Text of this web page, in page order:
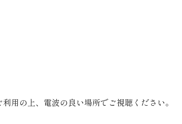
用の上、電波の良い場所でご視聴ください。